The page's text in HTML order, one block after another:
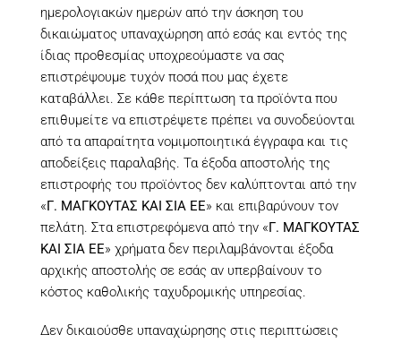
ημερολογιακών ημερών από την άσκηση του
δικαιώματος υπαναχώρηση από εσάς και εντός της
ίδιας προθεσμίας υποχρεούμαστε να σας
επιστρέψουμε τυχόν ποσά που μας έχετε
καταβάλλει. Σε κάθε περίπτωση τα προϊόντα που
επιθυμείτε να επιστρέψετε πρέπει να συνοδεύονται
από τα απαραίτητα νομιμοποιητικά έγγραφα και τις
αποδείξεις παραλαβής. Τα έξοδα αποστολής της
επιστροφής του προϊόντος δεν καλύπτονται από την
«Γ. ΜΑΓΚΟΥΤΑΣ ΚΑΙ ΣΙΑ ΕΕ» και επιβαρύνουν τον
πελάτη. Στα επιστρεφόμενα από την «Γ. ΜΑΓΚΟΥΤΑΣ
ΚΑΙ ΣΙΑ ΕΕ» χρήματα δεν περιλαμβάνονται έξοδα
αρχικής αποστολής σε εσάς αν υπερβαίνουν το
κόστος καθολικής ταχυδρομικής υπηρεσίας.
Δεν δικαιούσθε υπαναχώρησης στις περιπτώσεις